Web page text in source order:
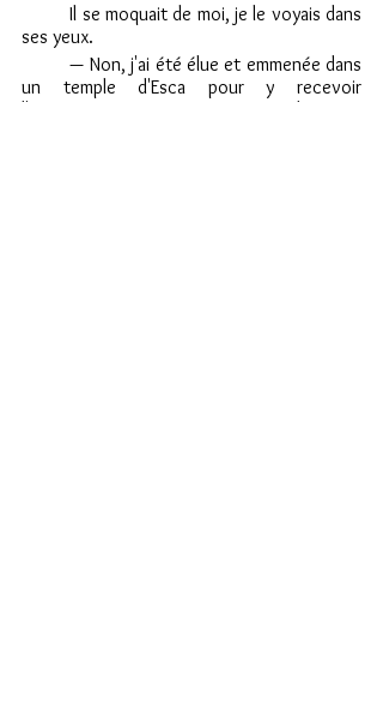
	Il se moquait de moi, je le voyais dans
ses yeux.
	— Non, j'ai été élue et emmenée dans
un temple d'Esca pour y recevoir
l'enseignement. Mais je ne voulais pas